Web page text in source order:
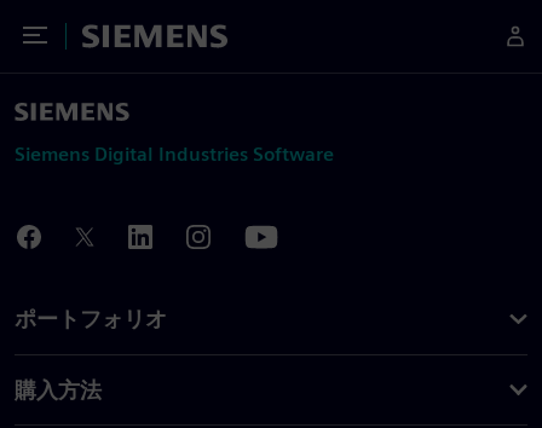
Toggle Menu
Siemens
Siemens Digital Industries Software
ポートフォリオ
購入方法